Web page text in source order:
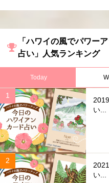
「ハワイの風でパワー
占い」人気ランキング
Today
い...
い...